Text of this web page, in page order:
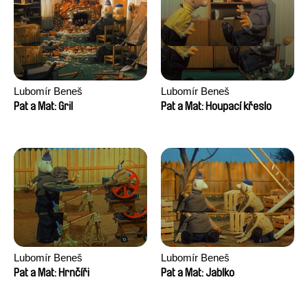
Lubomír Beneš
Pat a Mat: Gril
Lubomír Beneš
Pat a Mat: Houpací křeslo
Lubomír Beneš
Pat a Mat: Hrnčíři
Lubomír Beneš
Pat a Mat: Jablko